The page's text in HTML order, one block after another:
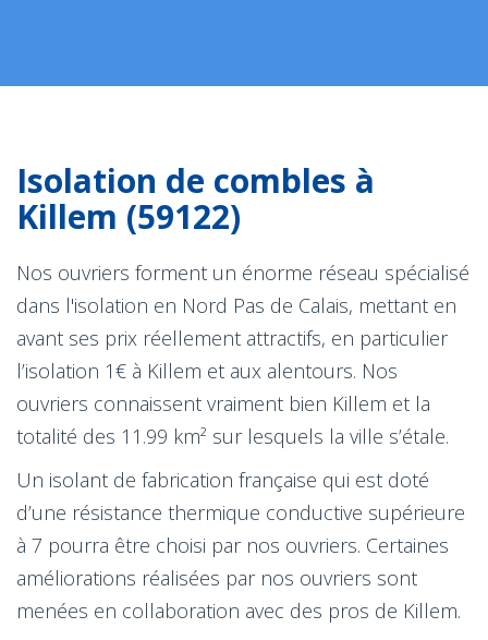
Isolation de combles à
Killem (59122)
Nos ouvriers forment un énorme réseau spécialisé
dans l'isolation en Nord Pas de Calais, mettant en
avant ses prix réellement attractifs, en particulier
l’isolation 1€ à Killem et aux alentours. Nos
ouvriers connaissent vraiment bien Killem et la
totalité des 11.99 km² sur lesquels la ville s’étale.
Un isolant de fabrication française qui est doté
d’une résistance thermique conductive supérieure
à 7 pourra être choisi par nos ouvriers. Certaines
améliorations réalisées par nos ouvriers sont
menées en collaboration avec des pros de Killem.